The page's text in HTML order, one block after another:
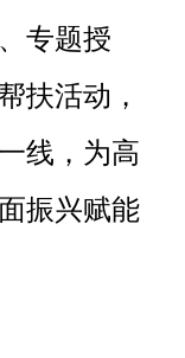
专题授
扶活动，
线，为高
振兴赋能